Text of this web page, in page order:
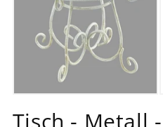
in
Tisch - Metall